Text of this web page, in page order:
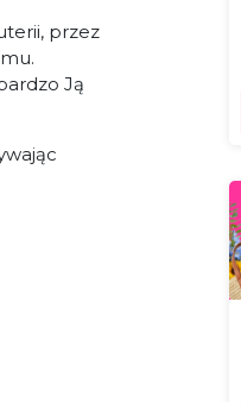
przez
Ją